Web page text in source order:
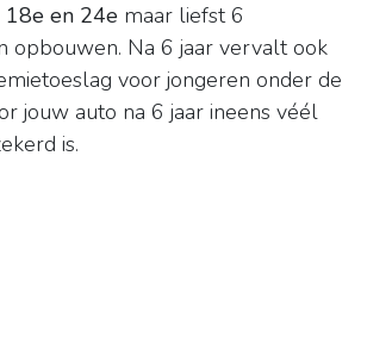
18e en 24e maar liefst 6
opbouwen. Na 6 jaar vervalt ook
voor jongeren onder de
jouw auto na 6 jaar ineens véél
is.